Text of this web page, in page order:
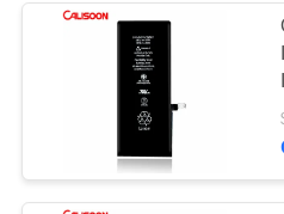
แบตเตอรี่สํ